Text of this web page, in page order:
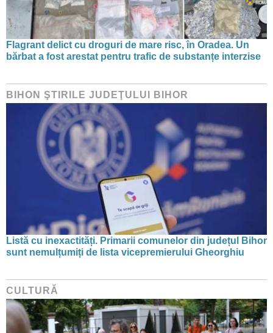
Flagrant delict cu droguri de mare risc, în Oradea. Un
bărbat a fost arestat pentru trafic de substanțe interzise
BIHON ŞTIRILE JUDEŢULUI BIHOR
Listă cu inexactități. Primarii comunelor din județul Bihor
sunt nemulțumiți de lista vicepremierului Gheorghiu
CULTURĂ